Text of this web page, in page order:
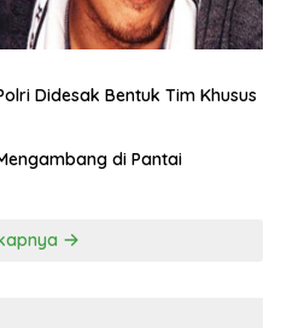
Didesak Bentuk Tim Khusus
di Pantai